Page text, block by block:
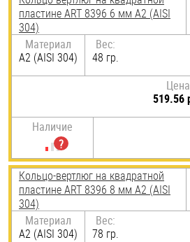
пластине ART 8396 6 мм А2 (AISI
304)
Материал
А2 (AISI 304)
Вес:
48 гр.
519.56
Наличие
Кольцо-вертлюг на квадратной
пластине ART 8396 8 мм А2 (AISI
304)
Материал
А2 (AISI 304)
Вес:
78 гр.